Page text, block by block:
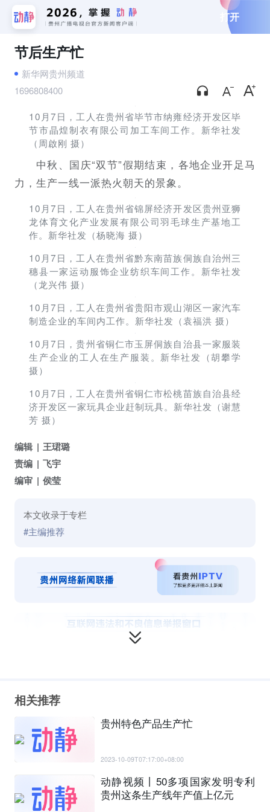
打开
节后生产忙
新华网贵州频道
1696808400
10月7日，工人在贵州省毕节市纳雍经济开发区毕
节市晶煌制衣有限公司加工车间工作。新华社发
（周啟刚 摄）
中秋、国庆“双节”假期结束，各地企业开足马
力，生产一线一派热火朝天的景象。
10月7日，工人在贵州省锦屏经济开发区贵州亚狮
龙体育文化产业发展有限公司羽毛球生产基地工
作。新华社发（杨晓海 摄）
10月7日，工人在贵州省黔东南苗族侗族自治州三
穗县一家运动服饰企业纺织车间工作。新华社发
（龙兴伟 摄）
10月7日，工人在贵州省贵阳市观山湖区一家汽车
制造企业的车间内工作。新华社发（袁福洪 摄）
10月7日，贵州省铜仁市玉屏侗族自治县一家服装
生产企业的工人在生产服装。新华社发（胡攀学
摄）
10月7日，工人在贵州省铜仁市松桃苗族自治县经
济开发区一家玩具企业赶制玩具。新华社发（谢慧
芳 摄）
编辑
王珺璐
责编
飞宇
编审
侯莹
本文收录于专栏
#主编推荐
相关推荐
贵州特色产品生产忙
2023-10-09T07:17:00+08:00
动静视频丨50多项国家发明专利
贵州这条生产线年产值上亿元